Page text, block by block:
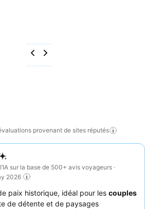
provenant de sites réputés
sur la base de 500+ avis voyageurs ·
2026
paix historique, idéal pour les couples
de détente et de paysages